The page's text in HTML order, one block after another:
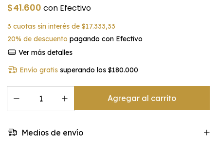
$41.600 con Efectivo
3 cuotas sin interés de $17.333,33
20% de descuento pagando con Efectivo
Ver más detalles
Envío gratis superando los$180.000
Medios de envío